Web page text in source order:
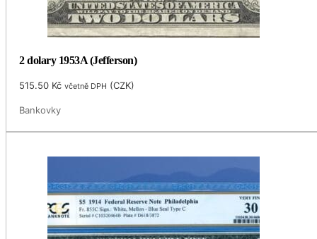
2 dolary 1953A (Jefferson)
515.50 Kč včetně DPH (CZK)
Bankovky